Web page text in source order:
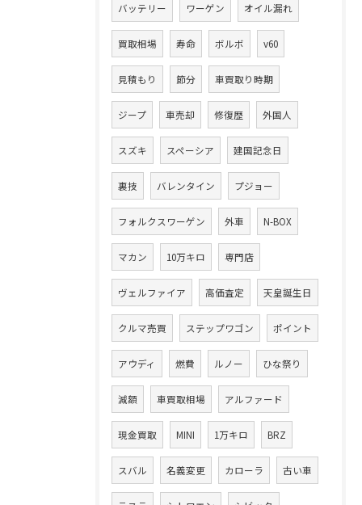
バッテリー ワーゲン オイル漏れ
買取相場 寿命 ボルボ v60
見積もり 節分 車買取り時期
ジープ 車売却 修復歴 外国人
スズキ スペーシア 建国記念日
裏技 バレンタイン プジョー
フォルクスワーゲン 外車 N-BOX
マカン 10万キロ 専門店
ヴェルファイア 高価査定 天皇誕生日
クルマ売買 ステップワゴン ポイント
アウディ 燃費 ルノー ひな祭り
減額 車買取相場 アルファード
現金買取 MINI 1万キロ BRZ
スバル 名義変更 カローラ 古い車